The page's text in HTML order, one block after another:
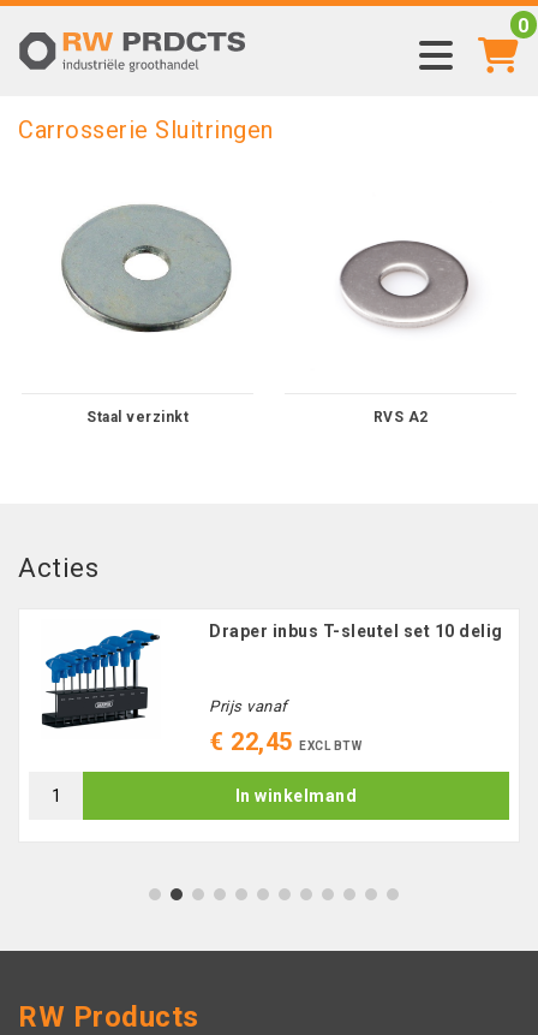
0
Carrosserie Sluitringen
Staal verzinkt RVS A2
Acties
Draper inbus T-sleutel set 10 delig
Prijs vanaf
€ 22,45 EXCL BTW
In winkelmand
1 2 3 4 5 6 7 8 9 10 11 12
RW Products